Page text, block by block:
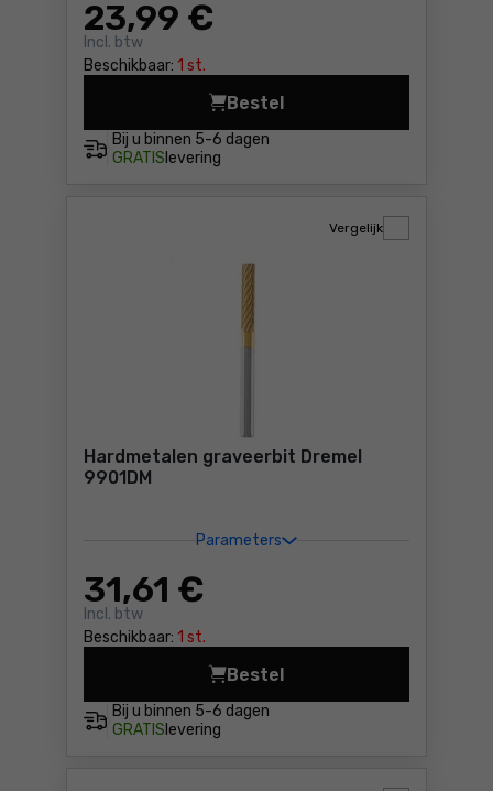
23,99 €
Incl. btw
Beschikbaar: 1 st.
Bij u binnen 5-6 dagen
GRATIS levering
Bestel
Frees met bolvormige punt
Hardmetalen graveerbit Dremel
9901DM
Parameters
31,61 €
Incl. btw
Beschikbaar: 1 st.
Vergelijk
Bij u binnen 5-6 dagen
GRATIS levering
Bestel
Hardmetalen graveerbit